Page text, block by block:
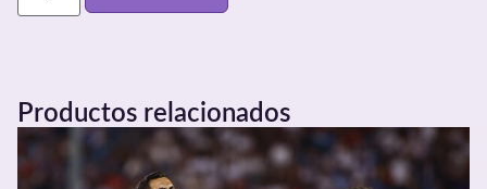
Productos relacionados